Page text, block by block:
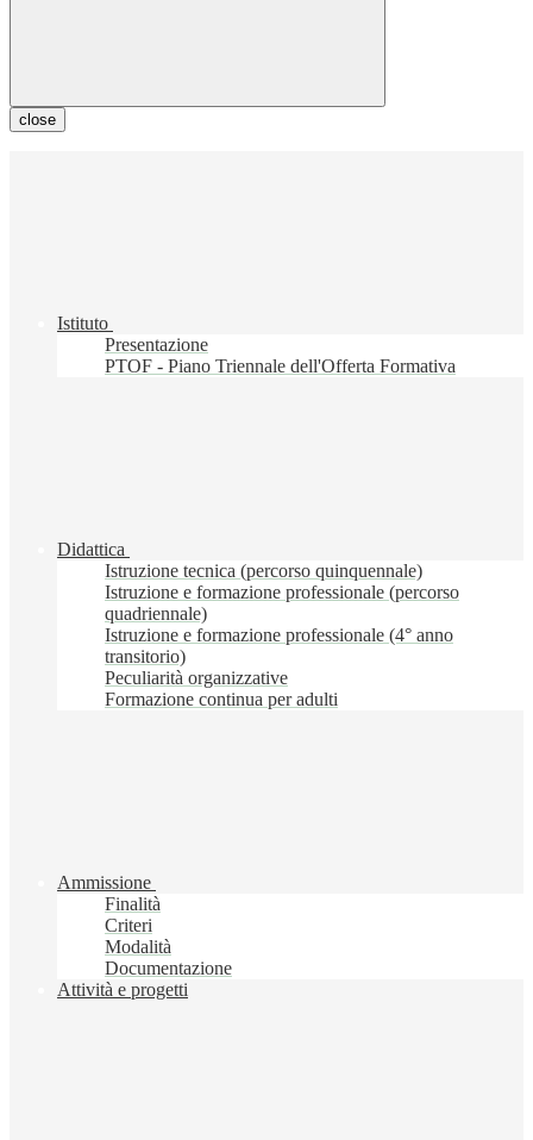
close
Istituto
Presentazione
PTOF - Piano Triennale dell'Offerta Formativa
Didattica
Istruzione tecnica (percorso quinquennale)
Istruzione e formazione professionale (percorso
quadriennale)
Istruzione e formazione professionale (4° anno
transitorio)
Peculiarità organizzative
Formazione continua per adulti
Ammissione
Finalità
Criteri
Modalità
Documentazione
Attività e progetti